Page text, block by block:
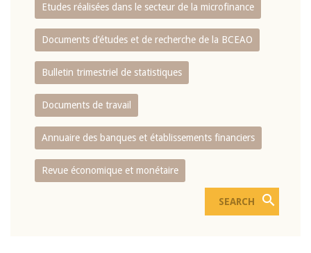
Etudes réalisées dans le secteur de la microfinance
Documents d’études et de recherche de la BCEAO
Bulletin trimestriel de statistiques
Documents de travail
Annuaire des banques et établissements financiers
Revue économique et monétaire